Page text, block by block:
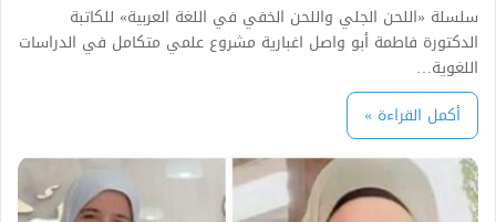
سلسلة «اللحن الجلي واللحن الخفي في اللغة العربية» للكاتبة
الدكتورة فاطمة أبو واصل اغبارية مشروع علمي متكامل في الدراسات
اللغوية…
أكمل القراءة »